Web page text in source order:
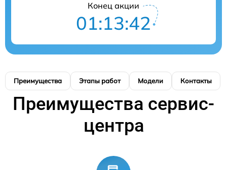
Конец акции
01:13:42
Преимущества Этапы работ Модели Контакты
Преимущества сервис-
центра